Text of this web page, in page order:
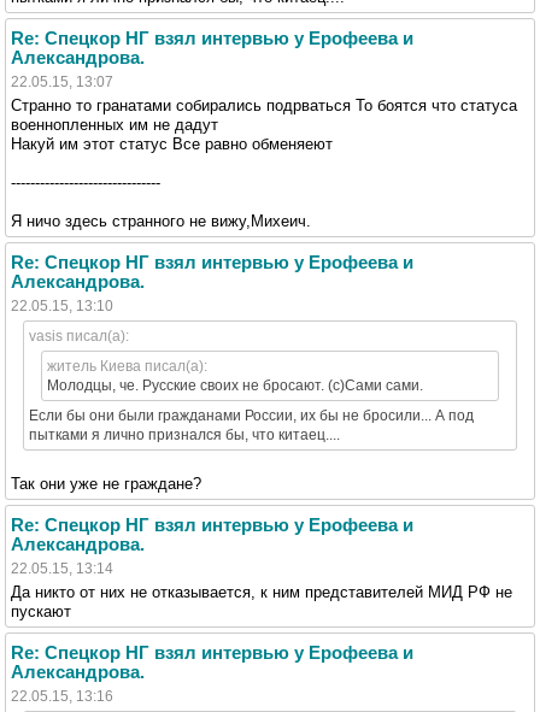
Re: Спецкор НГ взял интервью у Ерофеева и
Александрова.
22.05.15, 13:07
Странно то гранатами собирались подрваться То боятся что статуса
военнопленных им не дадут
Накуй им этот статус Все равно обменяеют
-------------------------------
Я ничо здесь странного не вижу,Михеич.
Re: Спецкор НГ взял интервью у Ерофеева и
Александрова.
22.05.15, 13:10
vasis писал(а):
житель Киева писал(а):
Молодцы, че. Русские своих не бросают. (с)Сами сами.
Если бы они были гражданами России, их бы не бросили... А под
пытками я лично признался бы, что китаец....
Так они уже не граждане?
Re: Спецкор НГ взял интервью у Ерофеева и
Александрова.
22.05.15, 13:14
Да никто от них не отказывается, к ним представителей МИД РФ не
пускают
Re: Спецкор НГ взял интервью у Ерофеева и
Александрова.
22.05.15, 13:16